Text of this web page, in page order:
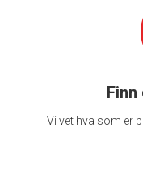
Vi vet hva som er